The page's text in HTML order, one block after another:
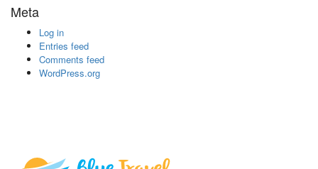
Meta
Log in
Entries feed
Comments feed
WordPress.org